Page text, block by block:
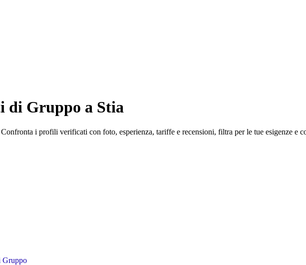
di Gruppo a Stia
i profili verificati con foto, esperienza, tariffe e recensioni, filtra per le tue esigenze e
Gruppo